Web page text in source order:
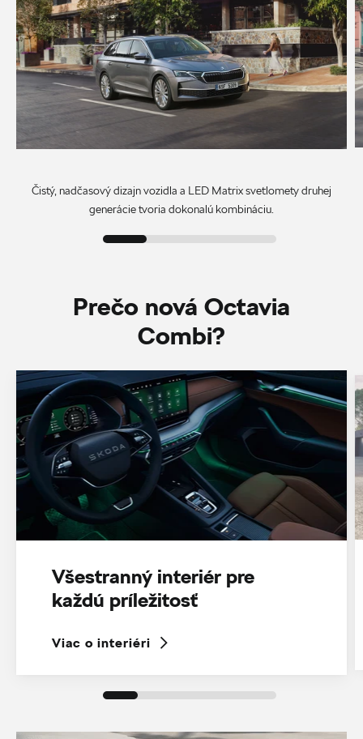
Čistý, nadčasový dizajn vozidla a LED Matrix svetlomety druhej
generácie tvoria dokonalú kombináciu.
Prečo nová Octavia
Combi?
Všestranný interiér pre
každú príležitosť
Viac o interiéri